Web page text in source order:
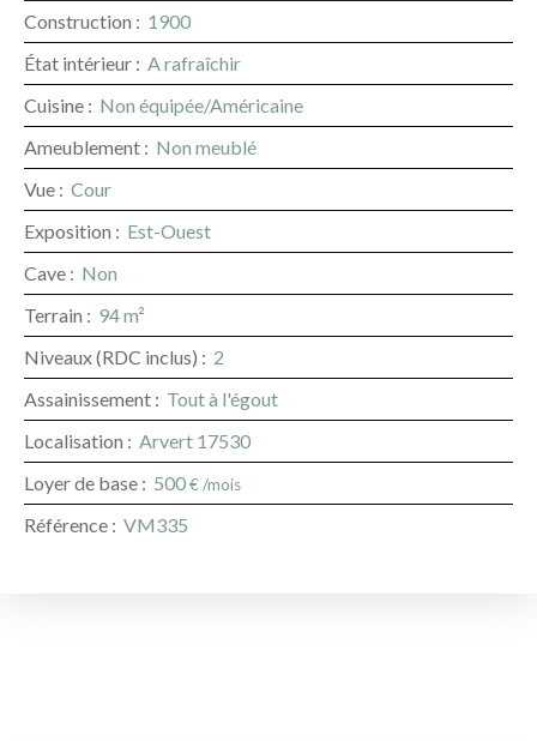
Construction : 1900
État intérieur : A rafraîchir
Cuisine : Non équipée/Américaine
Ameublement : Non meublé
Vue : Cour
Exposition : Est-Ouest
Cave : Non
Terrain : 94m²
Niveaux (RDC inclus) : 2
Assainissement : Tout à l'égout
Localisation : Arvert 17530
Loyer de base : 500€ /mois
Référence : VM335